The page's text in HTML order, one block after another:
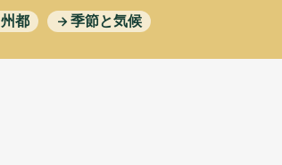
州都 季節と気候